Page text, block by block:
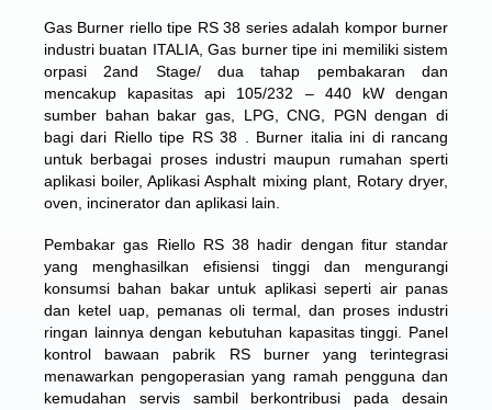
Gas Burner riello tipe RS 38 series adalah kompor burner
industri buatan ITALIA, Gas burner tipe ini memiliki sistem
orpasi 2and Stage/ dua tahap pembakaran dan
mencakup kapasitas api 105/232 – 440 kW dengan
sumber bahan bakar gas, LPG, CNG, PGN dengan di
bagi dari Riello tipe RS 38 . Burner italia ini di rancang
untuk berbagai proses industri maupun rumahan sperti
aplikasi boiler, Aplikasi Asphalt mixing plant, Rotary dryer,
oven, incinerator dan aplikasi lain.
Pembakar gas Riello RS 38 hadir dengan fitur standar
yang menghasilkan efisiensi tinggi dan mengurangi
konsumsi bahan bakar untuk aplikasi seperti air panas
dan ketel uap, pemanas oli termal, dan proses industri
ringan lainnya dengan kebutuhan kapasitas tinggi. Panel
kontrol bawaan pabrik RS burner yang terintegrasi
menawarkan pengoperasian yang ramah pengguna dan
kemudahan servis sambil berkontribusi pada desain